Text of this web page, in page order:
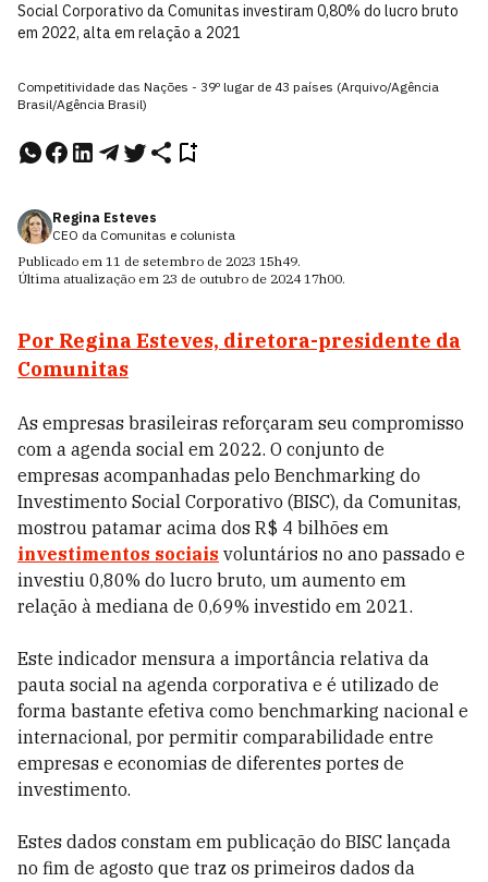
Social Corporativo da Comunitas investiram 0,80% do lucro bruto
em 2022, alta em relação a 2021
Competitividade das Nações - 39º lugar de 43 países (Arquivo/Agência
Brasil/Agência Brasil)
Regina Esteves
CEO da Comunitas e colunista
Publicado em 11 de setembro de 2023 15h49.
Última atualização em 23 de outubro de 2024 17h00.
Por Regina Esteves, diretora-presidente da
Comunitas
As empresas brasileiras reforçaram seu compromisso
com a agenda social em 2022. O conjunto de
empresas acompanhadas pelo Benchmarking do
Investimento Social Corporativo (BISC), da Comunitas,
mostrou patamar acima dos R$ 4 bilhões em
investimentos sociais voluntários no ano passado e
investiu 0,80% do lucro bruto, um aumento em
relação à mediana de 0,69% investido em 2021.
Este indicador mensura a importância relativa da
pauta social na agenda corporativa e é utilizado de
forma bastante efetiva como benchmarking nacional e
internacional, por permitir comparabilidade entre
empresas e economias de diferentes portes de
investimento.
Estes dados constam em publicação do BISC lançada
no fim de agosto que traz os primeiros dados da